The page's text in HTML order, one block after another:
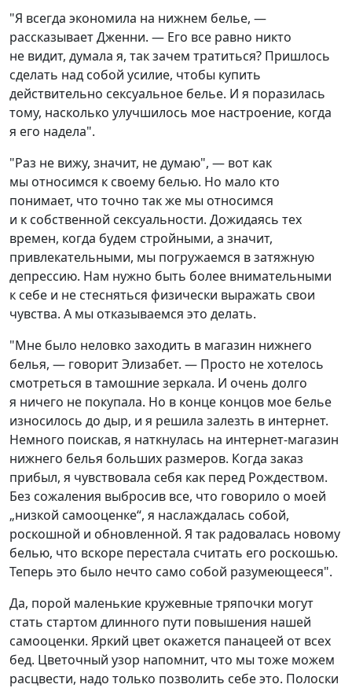
"Я всегда экономила на нижнем белье, —
рассказывает Дженни. — Его все равно никто
не видит, думала я, так зачем тратиться? Пришлось
сделать над собой усилие, чтобы купить
действительно сексуальное белье. И я поразилась
тому, насколько улучшилось мое настроение, когда
я его надела".
"Раз не вижу, значит, не думаю", — вот как
мы относимся к своему белью. Но мало кто
понимает, что точно так же мы относимся
и к собственной сексуальности. Дожидаясь тех
времен, когда будем стройными, а значит,
привлекательными, мы погружаемся в затяжную
депрессию. Нам нужно быть более внимательными
к себе и не стесняться физически выражать свои
чувства. А мы отказываемся это делать.
"Мне было неловко заходить в магазин нижнего
белья, — говорит Элизабет. — Просто не хотелось
смотреться в тамошние зеркала. И очень долго
я ничего не покупала. Но в конце концов мое белье
износилось до дыр, и я решила залезть в интернет.
Немного поискав, я наткнулась на интернет-магазин
нижнего белья больших размеров. Когда заказ
прибыл, я чувствовала себя как перед Рождеством.
Без сожаления выбросив все, что говорило о моей
„низкой самооценке“, я наслаждалась собой,
роскошной и обновленной. Я так радовалась новому
белью, что вскоре перестала считать его роскошью.
Теперь это было нечто само собой разумеющееся".
Да, порой маленькие кружевные тряпочки могут
стать стартом длинного пути повышения нашей
самооценки. Яркий цвет окажется панацеей от всех
бед. Цветочный узор напомнит, что мы тоже можем
расцвести, надо только позволить себе это. Полоски